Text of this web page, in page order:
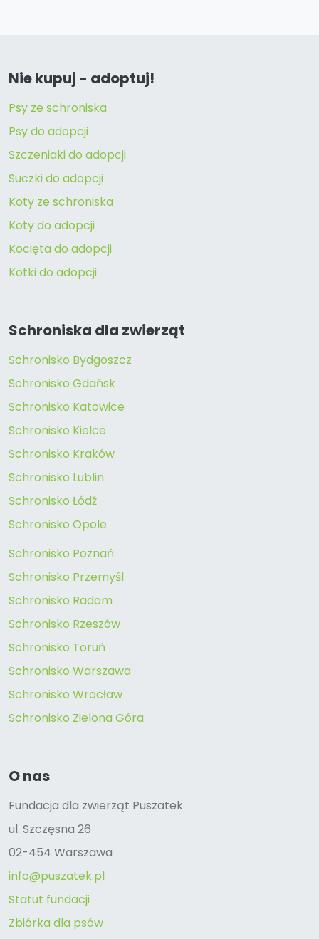
Nie kupuj - adoptuj!
Psy ze schroniska
Psy do adopcji
Szczeniaki do adopcji
Suczki do adopcji
Koty ze schroniska
Koty do adopcji
Kocięta do adopcji
Kotki do adopcji
Schroniska dla zwierząt
Schronisko Bydgoszcz
Schronisko Gdańsk
Schronisko Katowice
Schronisko Kielce
Schronisko Kraków
Schronisko Lublin
Schronisko Łódź
Schronisko Opole
Schronisko Poznań
Schronisko Przemyśl
Schronisko Radom
Schronisko Rzeszów
Schronisko Toruń
Schronisko Warszawa
Schronisko Wrocław
Schronisko Zielona Góra
O nas
Fundacja dla zwierząt Puszatek
ul. Szczęsna 26
02-454 Warszawa
info@puszatek.pl
Statut fundacji
Zbiórka dla psów